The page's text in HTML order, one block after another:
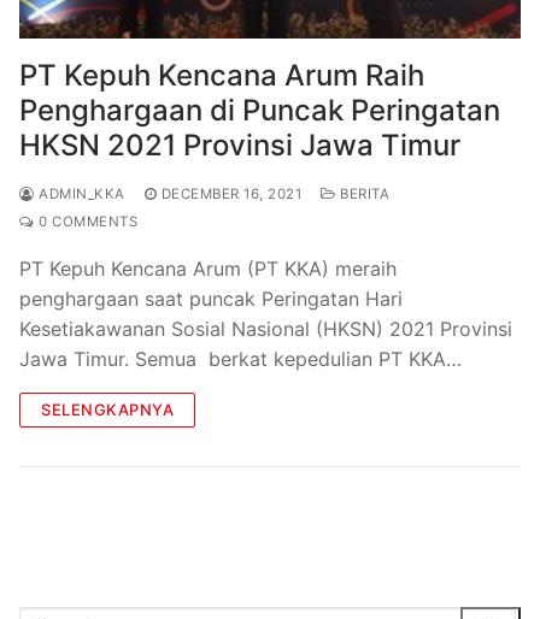
PT Kepuh Kencana Arum Raih
Penghargaan di Puncak Peringatan
HKSN 2021 Provinsi Jawa Timur
ADMIN_KKA DECEMBER 16, 2021
BERITA
0 COMMENTS
PT Kepuh Kencana Arum (PT KKA) meraih
penghargaan saat puncak Peringatan Hari
Kesetiakawanan Sosial Nasional (HKSN) 2021 Provinsi
Jawa Timur. Semua berkat kepedulian PT KKA…
SELENGKAPNYA